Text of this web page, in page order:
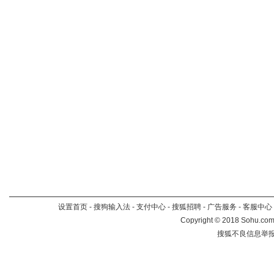
设置首页 - 搜狗输入法 - 支付中心 - 搜狐招聘 - 广告服务 - 客服中心
Copyright©2018
搜狐不良信息举